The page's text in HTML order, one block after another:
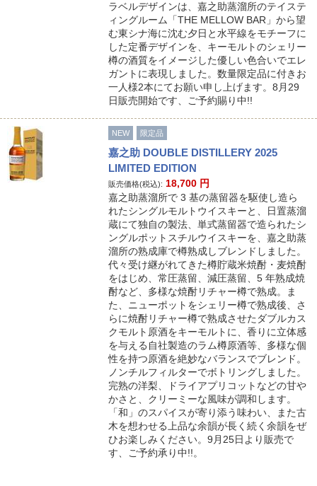
ラベルデザインは、嘉之助蒸溜所のテイステ
ィングルーム「THE MELLOW BAR」から望
む東シナ海に沈む夕日と水平線をモチーフに
した定番デザインを、キーモルトのシェリー
樽の酒質をイメージした優しい色合いでエレ
ガントに表現しました。数量限定品に付きお
一人様2本にてお願い申し上げます。8月29
日販売開始です、ご予約賜り中!!
NEW 限定品
嘉之助 DOUBLE DISTILLERY 2025
LIMITED EDITION
販売価格(税込): 18,700 円
嘉之助蒸溜所で 3 基の蒸留器を駆使し造ら
れたシングルモルトウイスキーと、日置蒸溜
蔵にて独自の製法、単式蒸留器で造られたシ
ングルポットスチルウイスキーを、嘉之助蒸
溜所の熟成庫で樽熟成しブレンドしました。
代々受け継がれてきた樽貯蔵米焼酎・麦焼酎
をはじめ、常圧蒸留、減圧蒸留、5 年熟成焼
酎など、多様な焼酎リチャー樽で熟成。ま
た、ニューポットをシェリー樽で熟成後、さ
らに焼酎リチャー樽で熟成させたダブルカス
クモルト原酒をキーモルトに、香りに立体感
を与える自社製造のラム樽原酒等、多様な個
性を持つ原酒を絶妙なバランスでブレンド。
ノンチルフィルターでボトリングしました。
完熟の洋梨、ドライアプリコットなどの甘や
かさと、クリーミーな風味が調和します。
「和」のスパイスが寄り添う味わい、また古
木を想わせる上品な余韻が長く続く余韻をぜ
ひお楽しみください。9月25日より販売で
す、ご予約承り中!!。